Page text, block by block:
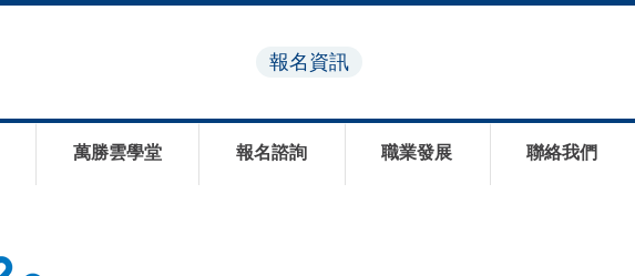
報名資訊
萬勝雲學堂 報名諮詢 職業發展 聯絡我們